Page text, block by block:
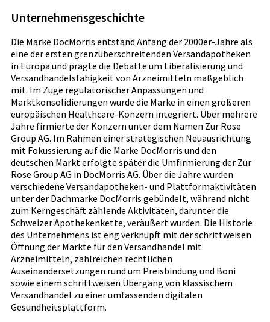
Unternehmensgeschichte
Die Marke DocMorris entstand Anfang der 2000er-Jahre als
eine der ersten grenzüberschreitenden Versandapotheken
in Europa und prägte die Debatte um Liberalisierung und
Versandhandelsfähigkeit von Arzneimitteln maßgeblich
mit. Im Zuge regulatorischer Anpassungen und
Marktkonsolidierungen wurde die Marke in einen größeren
europäischen Healthcare-Konzern integriert. Über mehrere
Jahre firmierte der Konzern unter dem Namen Zur Rose
Group AG. Im Rahmen einer strategischen Neuausrichtung
mit Fokussierung auf die Marke DocMorris und den
deutschen Markt erfolgte später die Umfirmierung der Zur
Rose Group AG in DocMorris AG. Über die Jahre wurden
verschiedene Versandapotheken- und Plattformaktivitäten
unter der Dachmarke DocMorris gebündelt, während nicht
zum Kerngeschäft zählende Aktivitäten, darunter die
Schweizer Apothekenkette, veräußert wurden. Die Historie
des Unternehmens ist eng verknüpft mit der schrittweisen
Öffnung der Märkte für den Versandhandel mit
Arzneimitteln, zahlreichen rechtlichen
Auseinandersetzungen rund um Preisbindung und Boni
sowie einem schrittweisen Übergang von klassischem
Versandhandel zu einer umfassenden digitalen
Gesundheitsplattform.